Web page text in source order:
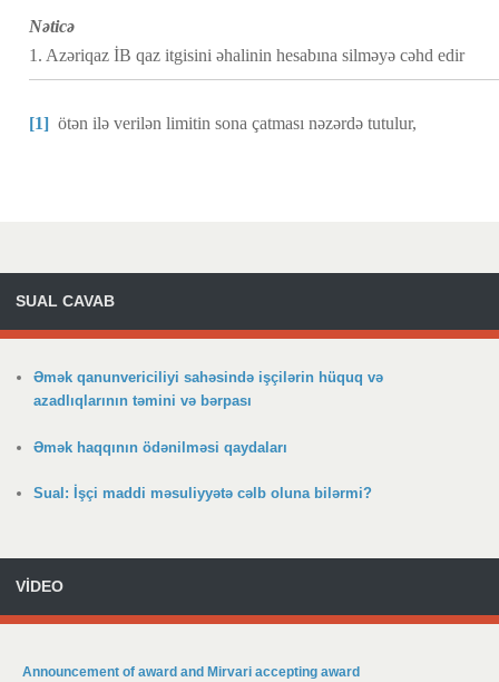
Nəticə
1. Azəriqaz İB qaz itgisini əhalinin hesabına silməyə cəhd edir
[1] ötən ilə verilən limitin sona çatması nəzərdə tutulur,
SUAL CAVAB
Əmək qanunvericiliyi sahəsində işçilərin hüquq və
azadlıqlarının təmini və bərpası
Əmək haqqının ödənilməsi qaydaları
Sual: İşçi maddi məsuliyyətə cəlb oluna bilərmi?
VİDEO
Announcement of award and Mirvari accepting award